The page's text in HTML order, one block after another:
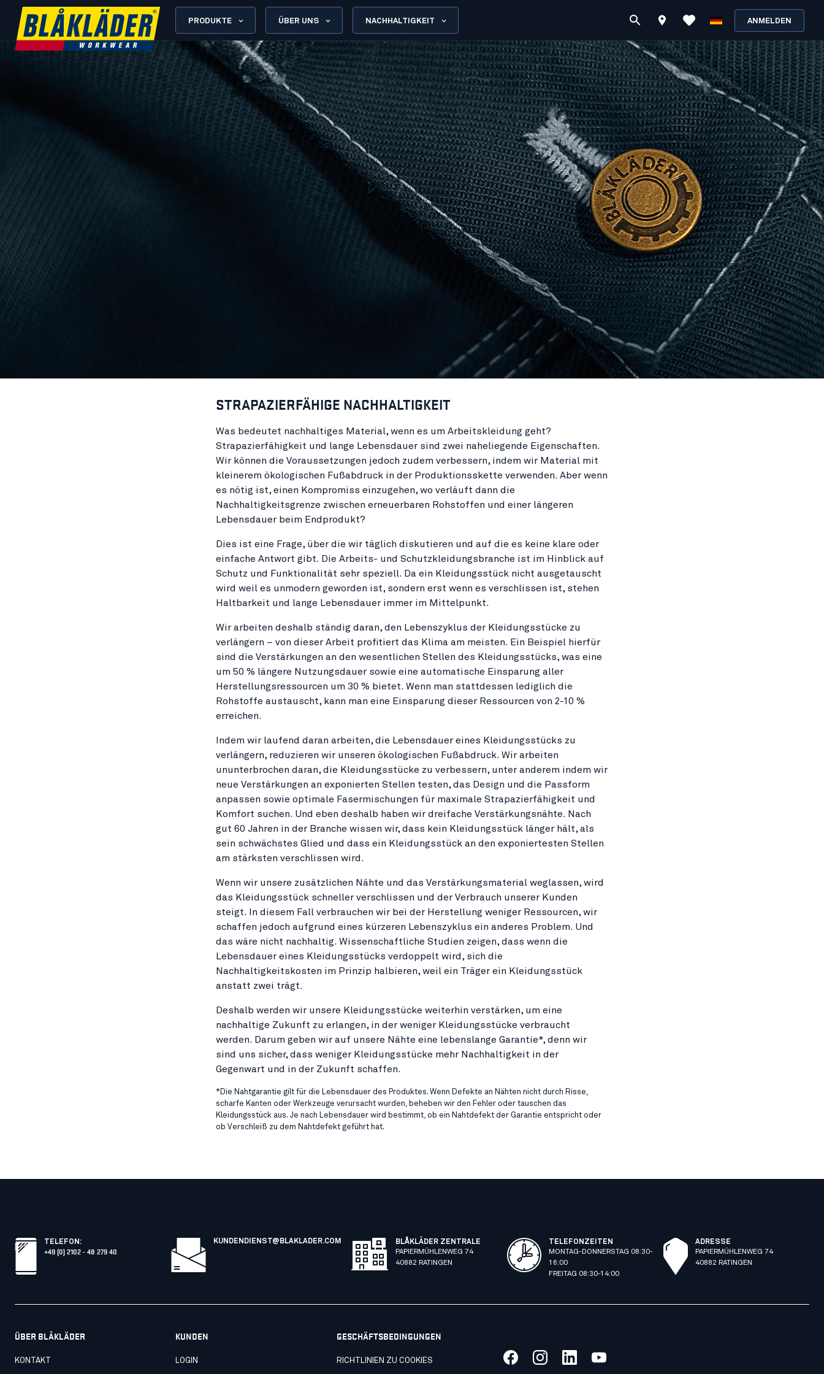
PRODUKTE ÜBER UNS NACHHALTIGKEIT ANMELDEN
STRAPAZIERFÄHIGE NACHHALTIGKEIT
Was bedeutet nachhaltiges Material, wenn es um Arbeitskleidung geht?
Strapazierfähigkeit und lange Lebensdauer sind zwei naheliegende Eigenschaften.
Wir können die Voraussetzungen jedoch zudem verbessern, indem wir Material mit
kleinerem ökologischen Fußabdruck in der Produktionsskette verwenden. Aber wenn
es nötig ist, einen Kompromiss einzugehen, wo verläuft dann die
Nachhaltigkeitsgrenze zwischen erneuerbaren Rohstoffen und einer längeren
Lebensdauer beim Endprodukt?
Dies ist eine Frage, über die wir täglich diskutieren und auf die es keine klare oder
einfache Antwort gibt. Die Arbeits- und Schutzkleidungsbranche ist im Hinblick auf
Schutz und Funktionalität sehr speziell. Da ein Kleidungsstück nicht ausgetauscht
wird weil es unmodern geworden ist, sondern erst wenn es verschlissen ist, stehen
Haltbarkeit und lange Lebensdauer immer im Mittelpunkt.
Wir arbeiten deshalb ständig daran, den Lebenszyklus der Kleidungsstücke zu
verlängern – von dieser Arbeit profitiert das Klima am meisten. Ein Beispiel hierfür
sind die Verstärkungen an den wesentlichen Stellen des Kleidungsstücks, was eine
um 50 % längere Nutzungsdauer sowie eine automatische Einsparung aller
Herstellungsressourcen um 30 % bietet. Wenn man stattdessen lediglich die
Rohstoffe austauscht, kann man eine Einsparung dieser Ressourcen von 2-10 %
erreichen.
Indem wir laufend daran arbeiten, die Lebensdauer eines Kleidungsstücks zu
verlängern, reduzieren wir unseren ökologischen Fußabdruck. Wir arbeiten
ununterbrochen daran, die Kleidungsstücke zu verbessern, unter anderem indem wir
neue Verstärkungen an exponierten Stellen testen, das Design und die Passform
anpassen sowie optimale Fasermischungen für maximale Strapazierfähigkeit und
Komfort suchen. Und eben deshalb haben wir dreifache Verstärkungsnähte. Nach
gut 60 Jahren in der Branche wissen wir, dass kein Kleidungsstück länger hält, als
sein schwächstes Glied und dass ein Kleidungsstück an den exponiertesten Stellen
am stärksten verschlissen wird.
Wenn wir unsere zusätzlichen Nähte und das Verstärkungsmaterial weglassen, wird
das Kleidungsstück schneller verschlissen und der Verbrauch unserer Kunden
steigt. In diesem Fall verbrauchen wir bei der Herstellung weniger Ressourcen, wir
schaffen jedoch aufgrund eines kürzeren Lebenszyklus ein anderes Problem. Und
das wäre nicht nachhaltig. Wissenschaftliche Studien zeigen, dass wenn die
Lebensdauer eines Kleidungsstücks verdoppelt wird, sich die
Nachhaltigkeitskosten im Prinzip halbieren, weil ein Träger ein Kleidungsstück
anstatt zwei trägt.
Deshalb werden wir unsere Kleidungsstücke weiterhin verstärken, um eine
nachhaltige Zukunft zu erlangen, in der weniger Kleidungsstücke verbraucht
werden. Darum geben wir auf unsere Nähte eine lebenslange Garantie*, denn wir
sind uns sicher, dass weniger Kleidungsstücke mehr Nachhaltigkeit in der
Gegenwart und in der Zukunft schaffen.
*Die Nahtgarantie gilt für die Lebensdauer des Produktes. Wenn Defekte an Nähten nicht durch Risse,
scharfe Kanten oder Werkzeuge verursacht wurden, beheben wir den Fehler oder tauschen das
Kleidungsstück aus. Je nach Lebensdauer wird bestimmt, ob ein Nahtdefekt der Garantie entspricht oder
ob Verschleiß zu dem Nahtdefekt geführt hat.
TELEFON :
+49 (0) 2102 - 48 279 40
KUNDENDIENST@BLAKLADER.COM
BLÅKLÄDER ZENTRALE
PAPIERMÜHLENWEG 74
40882 RATINGEN
TELEFONZEITEN
MONTAG-DONNERSTAG 08:30-
16:00
FREITAG 08:30-14:00
ADRESSE
PAPIERMÜHLENWEG 74
40882 RATINGEN
ÜBER BLÅKLÄDER
KONTAKT
KUNDEN
LOGIN
GESCHÄFTSBEDINGUNGEN
RICHTLINIEN ZU COOKIES